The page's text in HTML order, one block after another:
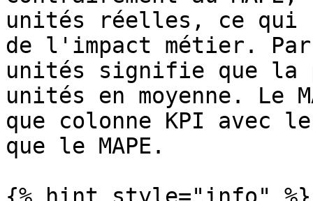
unités réelles, ce qui
de l'impact métier. Par
unités signifie que la
unités en moyenne. Le
que colonne KPI avec
que le MAPE.